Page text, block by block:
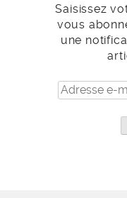
Saisissez
vous
une
Adresse
e-